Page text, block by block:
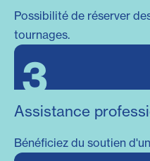
Possibilité de réserver
tournages.
3
Assistance
Bénéficiez du soutien